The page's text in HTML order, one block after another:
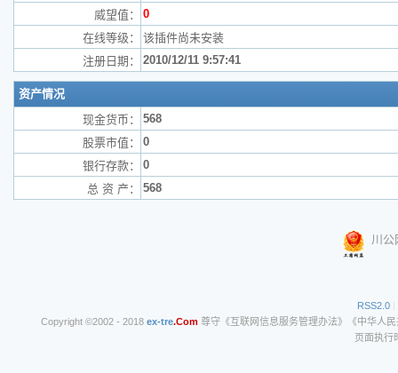
威望值：
0
在线等级：
该插件尚未安装
注册日期：
2010/12/11 9:57:41
资产情况
现金货币：
568
股票市值：
0
银行存款：
0
总 资 产：
568
川公
RSS2.0 |
Copyright ©2002 - 2018 ex-tre.Com尊守《互联网信息服务管理办法》《中华人
页面执行